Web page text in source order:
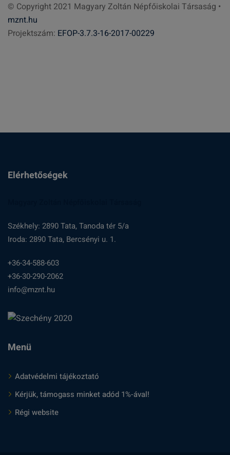
e
s
é
© Copyright 2021 Magyary Zoltán Népfőiskolai Társaság •
mznt.hu
Projektszám: EFOP-3.7.3-16-2017-00229
Elérhetőségek
Székhely: 2890 Tata, Tanoda tér 5/a
Iroda: 2890 Tata, Bercsényi u. 1.
+36-34-588-603
+36-30-290-2062
info@mznt.hu
Menü
Adatvédelmi tájékoztató
Kérjük, támogass minket adód 1%-ával!
Régi website